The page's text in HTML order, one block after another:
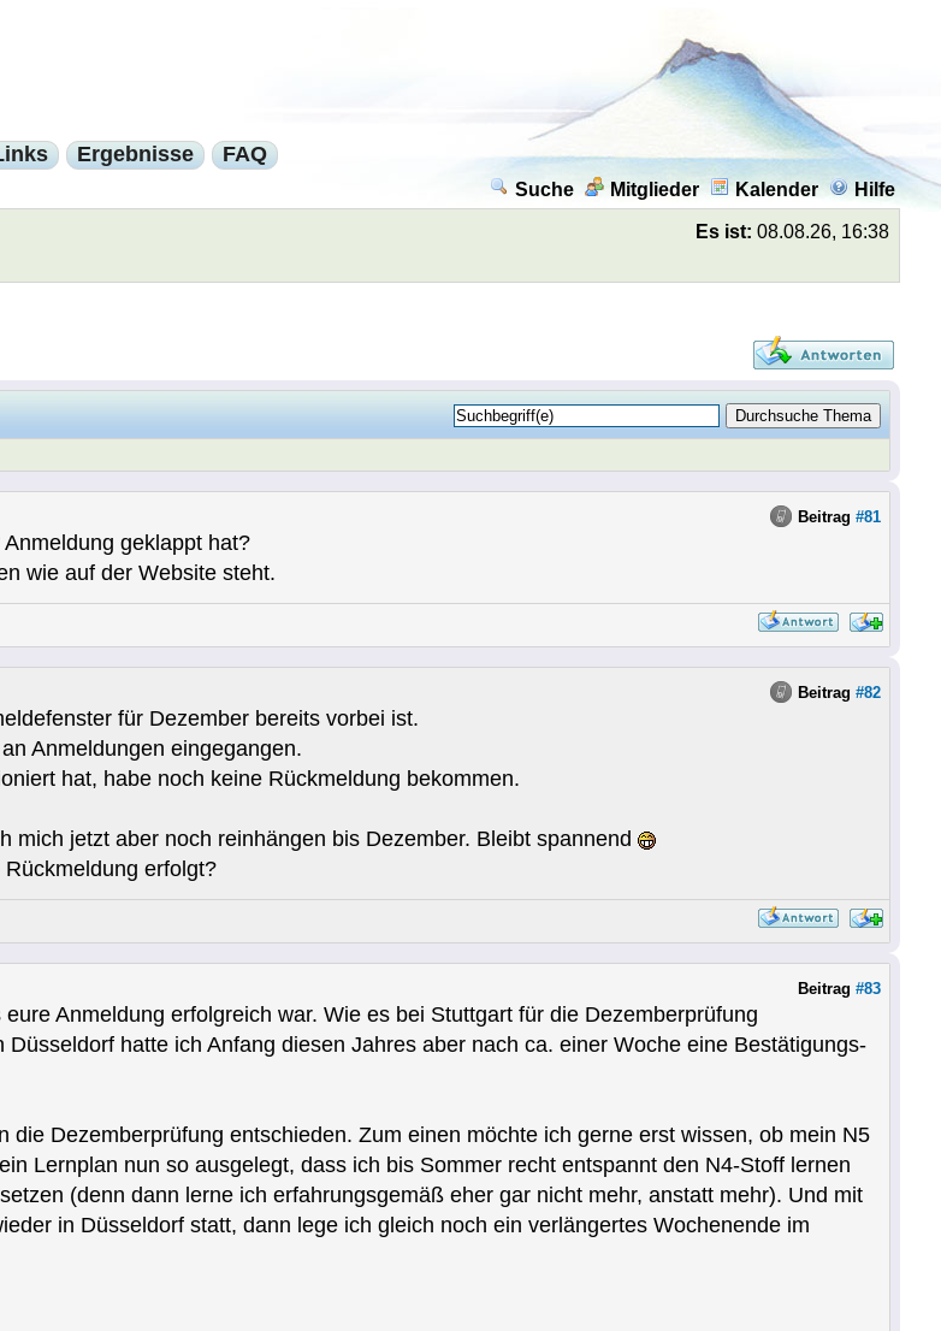
Ergebnisse FAQ
Suche Mitglieder Kalender Hilfe
Es ist: 08.08.26, 16:38
Beitrag #81
geklappt hat?
wie auf der Website steht.
Beitrag #82
für Dezember bereits vorbei ist.
Anmeldungen eingegangen.
hat, habe noch keine Rückmeldung bekommen.
mich jetzt aber noch reinhängen bis Dezember. Bleibt spannend
erfolgt?
Beitrag #83
Anmeldung erfolgreich war. Wie es bei Stuttgart für die Dezemberprüfung
hatte ich Anfang diesen Jahres aber nach ca. einer Woche eine Bestätigungs-
die Dezemberprüfung entschieden. Zum einen möchte ich gerne erst wissen, ob mein N5
Lernplan nun so ausgelegt, dass ich bis Sommer recht entspannt den N4-Stoff lernen
(denn dann lerne ich erfahrungsgemäß eher gar nicht mehr, anstatt mehr). Und mit
in Düsseldorf statt, dann lege ich gleich noch ein verlängertes Wochenende im